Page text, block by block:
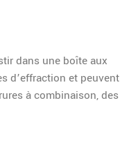
dans une boîte aux
d’effraction et peuvent
à combinaison, des